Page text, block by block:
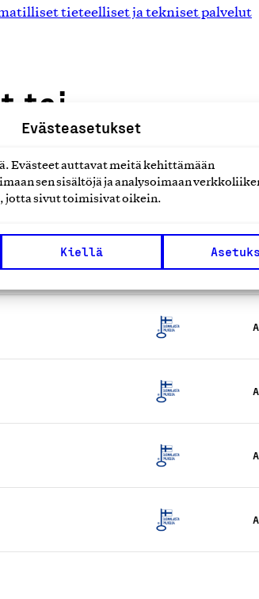
Evästeasetukset
Evästeet auttavat meitä kehittämään
sen sisältöjä ja analysoimaan
jotta sivut toimisivat oikein.
Kiellä
tieteelliset ja tekniset palvelut
tai